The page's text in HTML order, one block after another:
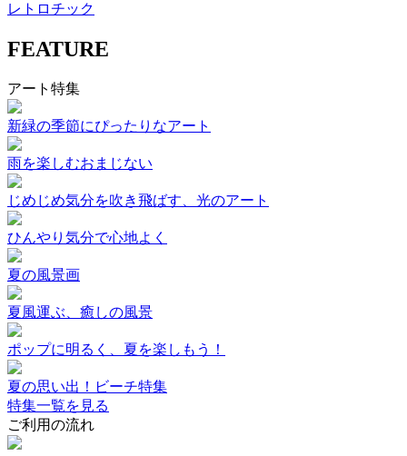
レトロチック
FEATURE
アート特集
新緑の季節にぴったりなアート
雨を楽しむおまじない
じめじめ気分を吹き飛ばす、光のアート
ひんやり気分で心地よく
夏の風景画
夏風運ぶ、癒しの風景
ポップに明るく、夏を楽しもう！
夏の思い出！ビーチ特集
特集一覧を見る
ご利用の流れ